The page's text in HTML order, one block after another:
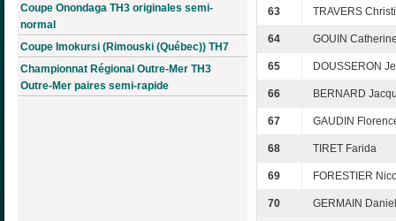
Coupe Onondaga TH3 originales semi-
normal
Coupe Imokursi (Rimouski (Québec)) TH7
Championnat Régional Outre-Mer TH3
Outre-Mer paires semi-rapide
63 TRAVERS
64 GOUIN
65 DOUSSERON
66 BERNARD
67 GAUDIN
68 TIRET Farida
69 FORESTIER
70 GERMAIN